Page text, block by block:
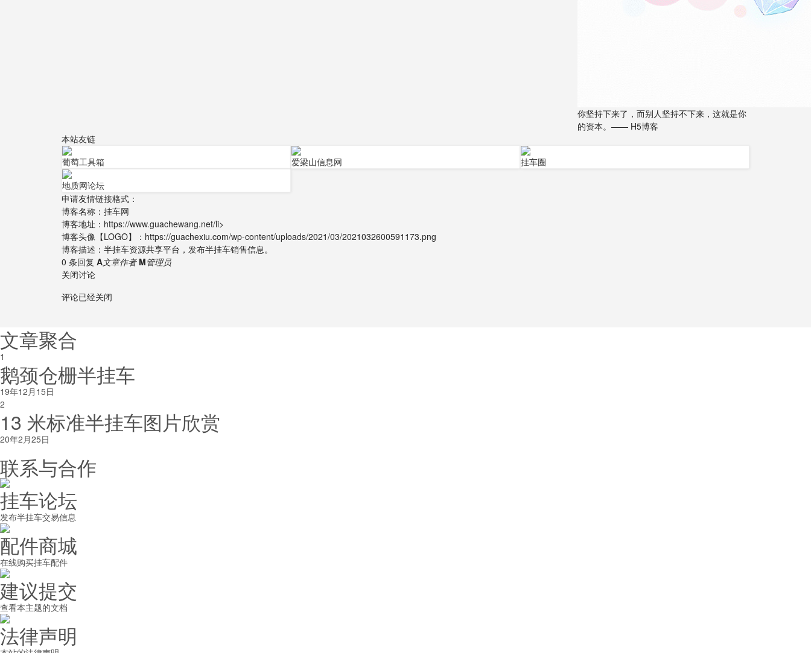
你坚持下来了，而别人坚持不下来，这就是你
的资本。—— H5博客
本站友链
葡萄工具箱
爱梁山信息网
挂车圈
地质网论坛
申请友情链接格式：
博客名称：挂车网
博客地址：https://www.guachewang.net/li>
博客头像【LOGO】：https://guachexiu.com/wp-content/uploads/2021/03/2021032600591173.png
博客描述：半挂车资源共享平台，发布半挂车销售信息。
0 条回复 A文章作者 M管理员
关闭讨论
评论已经关闭
文章聚合
1
鹅颈仓栅半挂车
19年12月15日
2
13 米标准半挂车图片欣赏
20年2月25日
联系与合作
挂车论坛
发布半挂车交易信息
配件商城
在线购买挂车配件
建议提交
查看本主题的文档
法律声明